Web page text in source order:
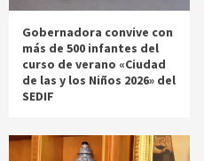
Gobernadora convive con
más de 500 infantes del
curso de verano «Ciudad
de las y los Niños 2026» del
SEDIF